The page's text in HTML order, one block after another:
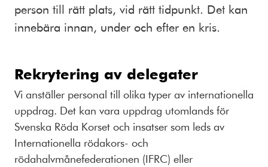
person till rätt plats, vid rätt tidpunkt. Det kan
innebära innan, under och efter en kris.
Rekrytering av delegater
Vi anställer personal till olika typer av internationella
uppdrag. Det kan vara uppdrag utomlands för
Svenska Röda Korset och insatser som leds av
Internationella rödakors- och
rödahalvmånefederationen (IFRC) eller